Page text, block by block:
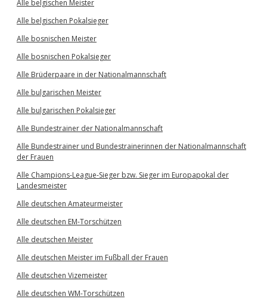
Alle belgischen Meister
Alle belgischen Pokalsieger
Alle bosnischen Meister
Alle bosnischen Pokalsieger
Alle Brüderpaare in der Nationalmannschaft
Alle bulgarischen Meister
Alle bulgarischen Pokalsieger
Alle Bundestrainer der Nationalmannschaft
Alle Bundestrainer und Bundestrainerinnen der Nationalmannschaft
der Frauen
Alle Champions-League-Sieger bzw. Sieger im Europapokal der
Landesmeister
Alle deutschen Amateurmeister
Alle deutschen EM-Torschützen
Alle deutschen Meister
Alle deutschen Meister im Fußball der Frauen
Alle deutschen Vizemeister
Alle deutschen WM-Torschützen